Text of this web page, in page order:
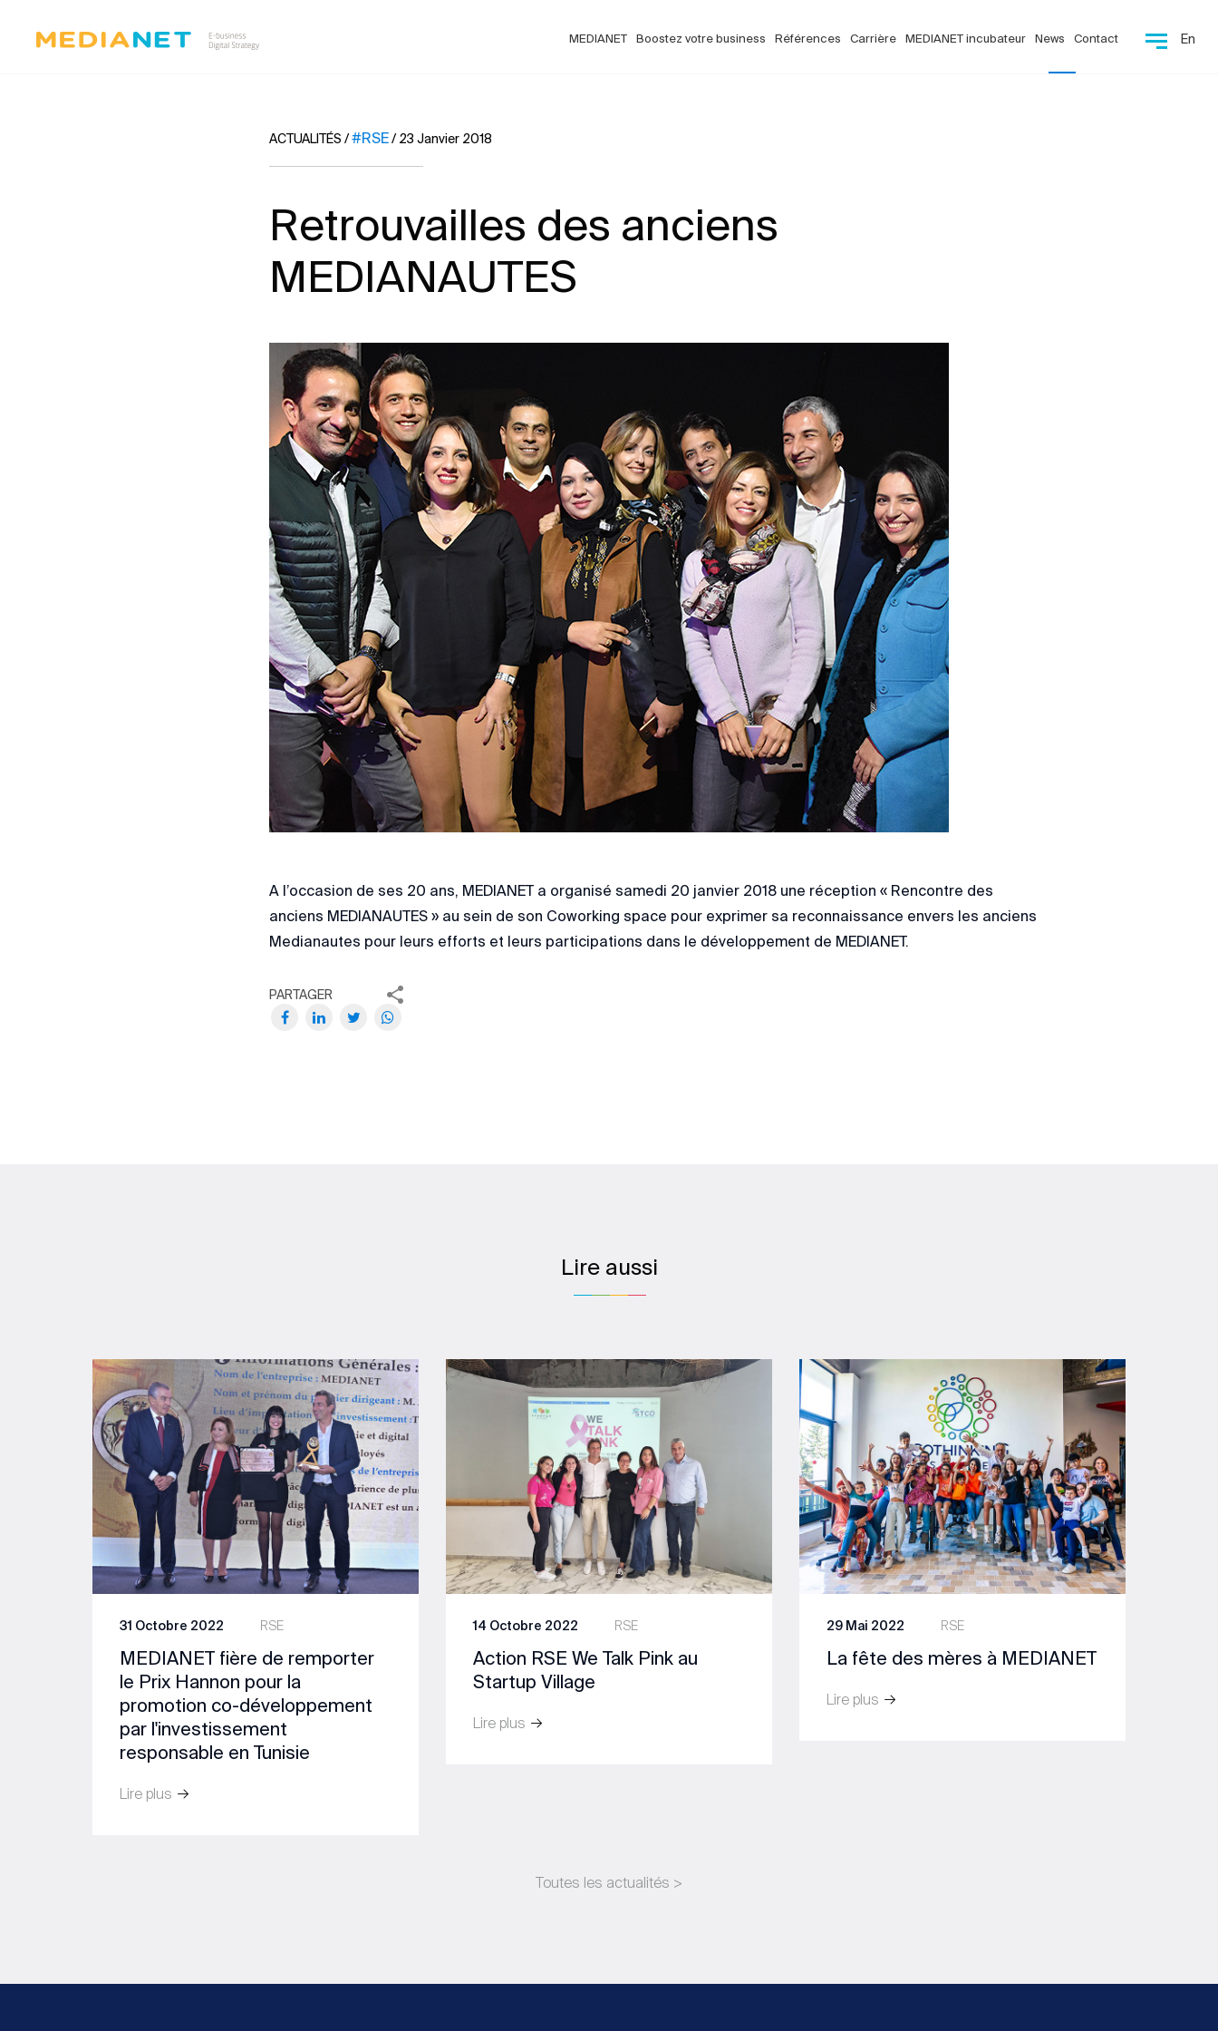
MEDIANET Boostez votre business Références Carrière MEDIANET incubateur News Contact En
ACTUALITÉS /#RSE/ 23 Janvier 2018
Retrouvailles des anciens
MEDIANAUTES
A l’occasion de ses 20 ans, MEDIANET a organisé samedi 20 janvier 2018 une réception « Rencontre des
anciens MEDIANAUTES » au sein de son Coworking space pour exprimer sa reconnaissance envers les anciens
Medianautes pour leurs efforts et leurs participations dans le développement de MEDIANET.
PARTAGER
Lire aussi
RSE
31 Octobre 2022
MEDIANET fière de remporter
le Prix Hannon pour la
promotion co-développement
par l'investissement
responsable en Tunisie
Lire plus
RSE
14 Octobre 2022
Action RSE We Talk Pink au
Startup Village
Lire plus
RSE
29 Mai 2022
La fête des mères à MEDIANET
Lire plus
Toutes les actualités >